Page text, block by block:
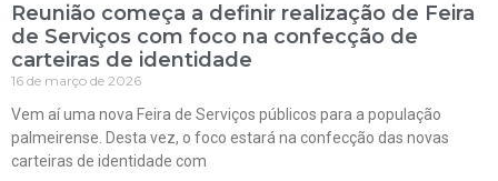
Reunião começa a definir realização de Feira
de Serviços com foco na confecção de
carteiras de identidade
16 de março de 2026
Vem aí uma nova Feira de Serviços públicos para a população
palmeirense. Desta vez, o foco estará na confecção das novas
carteiras de identidade com